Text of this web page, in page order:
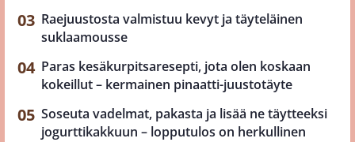
Raejuustosta valmistuu kevyt ja täyteläinen
suklaamousse
Paras kesäkurpitsaresepti, jota olen koskaan
kokeillut – kermainen pinaatti-juustotäyte
Soseuta vadelmat, pakasta ja lisää ne täytteeksi
jogurttikakkuun – lopputulos on herkullinen